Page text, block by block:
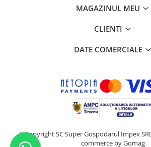
MAGAZINUL MEU
CLIENTI
DATE COMERCIALE
©Copyright SC Super Gospodarul Impex
commerce by Gomag